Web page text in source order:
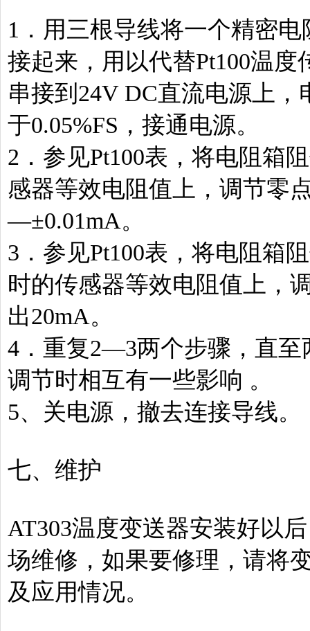
1．用三根导线将一个精密
接起来，用以代替Pt100温
串接到24V DC直流电源上
于0.05%FS，接通电源。
2．参见Pt100表，将电阻箱
感器等效电阻值上，调节零
—±0.01mA。
3．参见Pt100表，将电阻箱
时的传感器等效电阻值上，
出20mA。
4．重复2—3两个步骤，直至
调节时相互有一些影响 。
5、关电源，撤去连接导线。
七、维护
AT303温度变送器安装好以
场维修，如果要修理，请将
及应用情况。